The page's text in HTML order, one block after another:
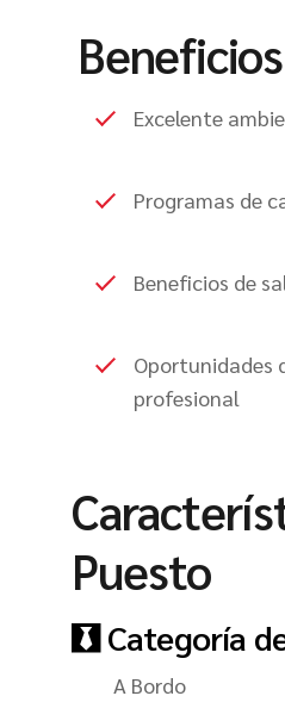
Beneficios
Excelente
Programas de
Beneficios de
Oportunidades
profesional
Puesto
Categoría
A Bordo